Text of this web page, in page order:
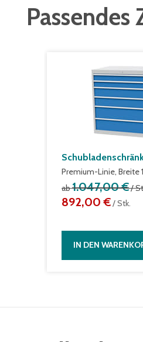
Passendes
Premium-Linie, Breite
ab1.047,00 €/
892,00 €/ Stk.
IN DEN